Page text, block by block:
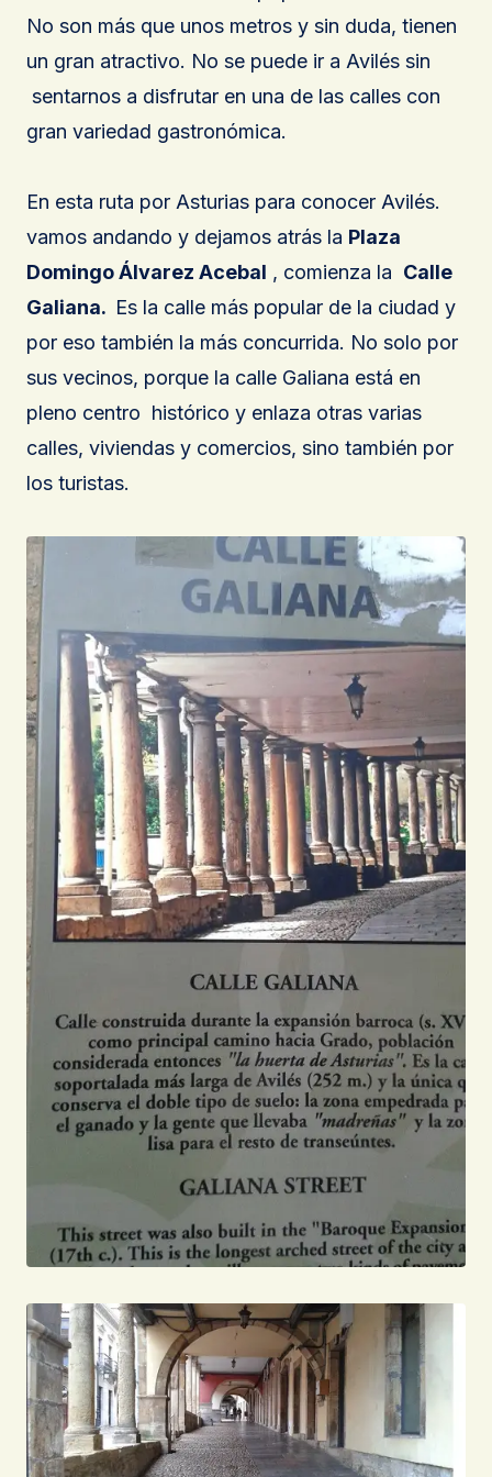
No son más que unos metros y sin duda, tienen
un gran atractivo. No se puede ir a Avilés sin
sentarnos a disfrutar en una de las calles con
gran variedad gastronómica.
En esta ruta por Asturias para conocer Avilés.
vamos andando y dejamos atrás la Plaza
Domingo Álvarez Acebal , comienza la Calle
Galiana. Es la calle más popular de la ciudad y
por eso también la más concurrida. No solo por
sus vecinos, porque la calle Galiana está en
pleno centro histórico y enlaza otras varias
calles, viviendas y comercios, sino también por
los turistas.